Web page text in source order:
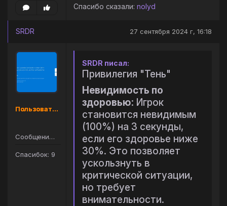
Спасибо сказали: nolyd
SRDR 27 сентября 2024 г, 16:18
Пользователь
Сообщений: 61
Спасибок: 9
SRDR писал:
Привилегия "Тень"
Невидимость по
здоровью: Игрок
становится невидимым
(100%) на 3 секунды,
если его здоровье ниже
30%. Это позволяет
ускользнуть в
критической ситуации,
но требует
внимательности.